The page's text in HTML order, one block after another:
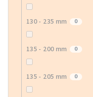
130 - 235 mm 0
135 - 200 mm 0
135 - 205 mm 0